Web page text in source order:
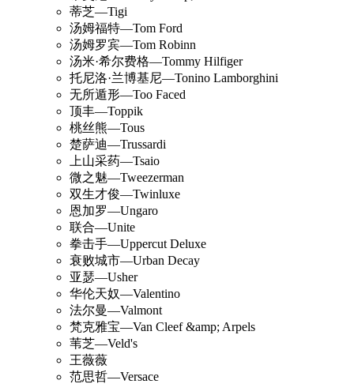
蒂芝—Tigi
汤姆福特—Tom Ford
汤姆罗宾—Tom Robinn
汤米·希尔费格—Tommy Hilfiger
托尼洛·兰博基尼—Tonino Lamborghini
无所遁形—Too Faced
顶丰—Toppik
桃丝熊—Tous
楚萨迪—Trussardi
上山采药—Tsaio
微之魅—Tweezerman
双生才俊—Twinluxe
恩加罗—Ungaro
联合—Unite
拳击手—Uppercut Deluxe
衰败城市—Urban Decay
亚瑟—Usher
华伦天奴—Valentino
法尔曼—Valmont
梵克雅宝—Van Cleef &amp; Arpels
苇芝—Veld's
王薇薇
范思哲—Versace